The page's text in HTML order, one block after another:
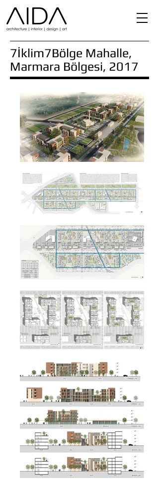
7İklim7Bölge Mahalle,
Marmara Bölgesi, 2017